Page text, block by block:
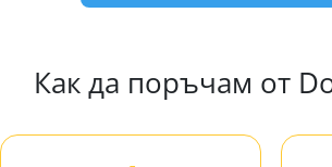
Как да поръчам от